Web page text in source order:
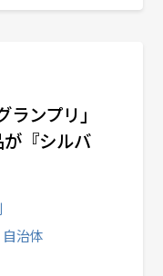
ランプリ」
『シルバ
治体